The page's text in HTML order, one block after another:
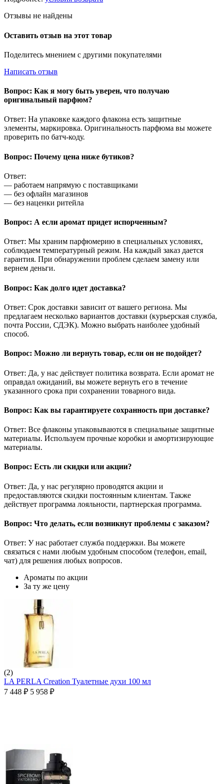
Отзывы не найдены
Оставить отзыв на этот товар
Поделитесь мнением с другими покупателями
Написать отзыв
Вопрос: Как я могу быть уверен, что получаю
оригинальный парфюм?
Ответ: На упаковке каждого флакона есть защитные
элементы, маркировка. Оригинальность парфюма вы можете
проверить по батч-коду.
Вопрос: Почему цена ниже бутиков?
Ответ:
— работаем напрямую с поставщиками
— без офлайн магазинов
— без наценки ритейла
Вопрос: А если аромат придет испорченным?
Ответ: Мы храним парфюмерию в специальных условиях,
соблюдаем температурный режим. На каждый заказ дается
гарантия. При обнаружении проблем сделаем замену или
вернем деньги.
Вопрос: Как долго идет доставка?
Ответ: Срок доставки зависит от вашего региона. Мы
предлагаем несколько вариантов доставки (курьерская служба,
почта России, СДЭК). Можно выбрать наиболее удобный
способ.
Вопрос: Можно ли вернуть товар, если он не подойдет?
Ответ: Да, у нас действует политика возврата. Если аромат не
оправдал ожиданий, вы можете вернуть его в течение
указанного срока при сохранении товарного вида.
Вопрос: Как вы гарантируете сохранность при доставке?
Ответ: Все флаконы упаковываются в специальные защитные
материалы. Используем прочные коробки и амортизирующие
материалы.
Вопрос: Есть ли скидки или акции?
Ответ: Да, у нас регулярно проводятся акции и
предоставляются скидки постоянным клиентам. Также
действует программа лояльности, партнерская программа.
Вопрос: Что делать, если возникнут проблемы с заказом?
Ответ: У нас работает служба поддержки. Вы можете
связаться с нами любым удобным способом (телефон, email,
чат) для решения любых вопросов.
Ароматы по акции
За ту же цену
(2)
LA PERLA Creation Туалетные духи 100 мл
7 448 ₽ 5 958 ₽